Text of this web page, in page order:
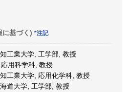
に基づく) *注記
工業大学, 工学部, 教授
用科学科, 教授
工業大学, 応用化学科, 教授
道大学, 工学部, 教授